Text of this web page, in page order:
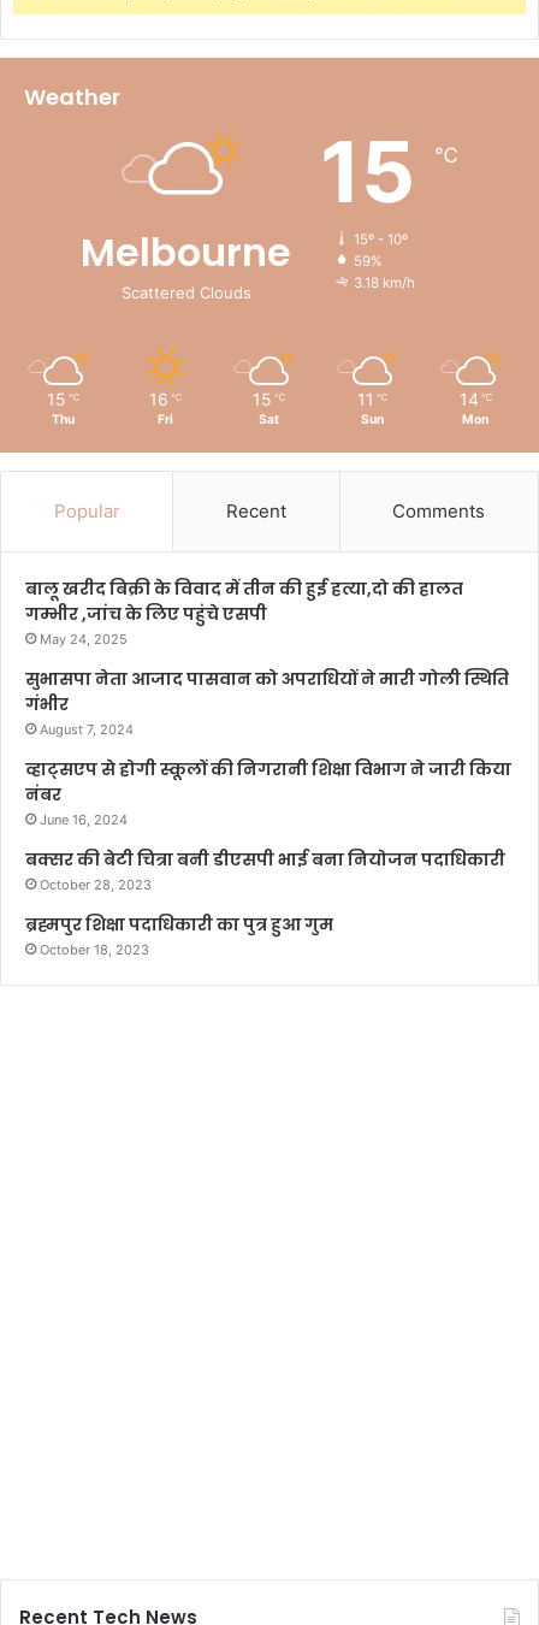
Weather
Melbourne
Scattered Clouds
15 ℃
15º - 10º
59%
3.18 km/h
15 ℃
Thu
16 ℃
Fri
15 ℃
Sat
11 ℃
Sun
14 ℃
Mon
Popular Recent Comments
बालू खरीद बिक्री के विवाद में तीन की हुई हत्या,दो की हालत
गम्भीर ,जांच के लिए पहुंचे एसपी
May 24, 2025
सुभासपा नेता आजाद पासवान को अपराधियों ने मारी गोली स्थिति
गंभीर
August 7, 2024
व्हाट्सएप से होगी स्कूलों की निगरानी शिक्षा विभाग ने जारी किया
नंबर
June 16, 2024
बक्सर की बेटी चित्रा बनी डीएसपी भाई बना नियोजन पदाधिकारी
October 28, 2023
ब्रह्मपुर शिक्षा पदाधिकारी का पुत्र हुआ गुम
October 18, 2023
Recent Tech News